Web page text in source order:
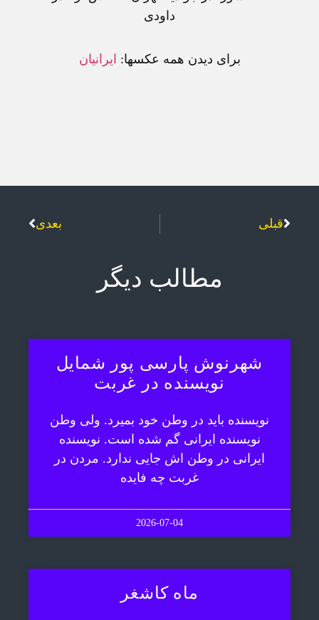
برای ديدن همه عکسها: ايرانيان
قبلی بعدی
مطالب دیگر
شهرنوش پارسی پور شمایل
نویسنده در غربت
نویسنده باید در وطن خود بمیرد. ولی وطن
نویسنده ایرانی گم شده است. نویسنده
ایرانی در وطن اش جایی ندارد. مردن در
غربت چه فایده
2026-07-04
ماه کاشغر